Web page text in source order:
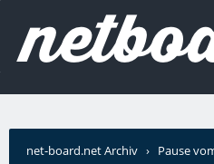
net-board.net Archiv › Pause